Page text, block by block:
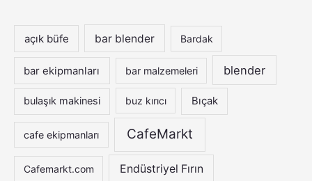
f
r
:
açık büfe bar blender Bardak
bar ekipmanları bar malzemeleri blender
bulaşık makinesi buz kırıcı Bıçak
cafe ekipmanları CafeMarkt
Cafemarkt.com Endüstriyel Fırın